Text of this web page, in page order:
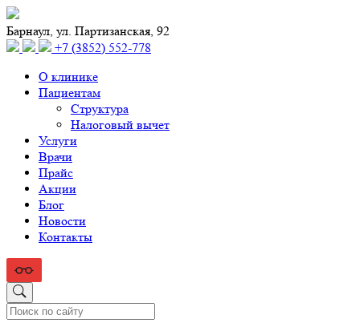
Барнаул, ул. Партизанская, 92
+7 (3852) 552‑778
О клинике
Пациентам
Структура
Налоговый вычет
Услуги
Врачи
Прайс
Акции
Блог
Новости
Контакты